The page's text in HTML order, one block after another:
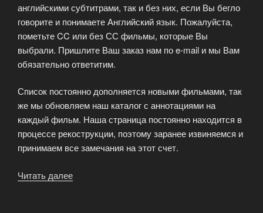
английскими субтитрами, так и без них, если Вы бегло
говорите и понимаете Английский язык. Пожалуйста,
пометьте CC или без СС фильмы, которые Вы
выбрали. Пришлите Ваш заказ нам по e-mail и мы Вам
обязательно ответитим.
Список постоянно дополняется новыми фильмами, так
же мы обновляем наш каталог с аннотациями на
каждый фильм. Наша страница постоянно находится в
процессе рекострукции, поэтому заранее извиняемся и
принимаем все замечания на этот счет.
Читать далее